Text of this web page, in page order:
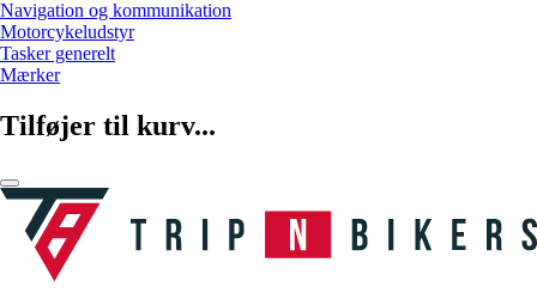
Navigation og kommunikation
Motorcykeludstyr
Tasker generelt
Mærker
Tilføjer til kurv...